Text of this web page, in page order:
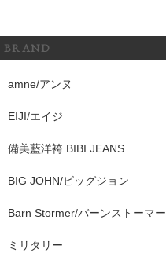
BRAND
amne/アンヌ
EIJI/エイジ
備美藍洋袴 BIBI JEANS
BIG JOHN/ビッグジョン
Barn Stormer/バーンストーマー
ミリタリー